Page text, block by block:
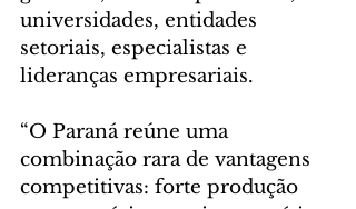
universidades, entidades
setoriais, especialistas e
lideranças empresariais.
“O Paraná reúne uma
combinação rara de vantagens
competitivas: forte produção